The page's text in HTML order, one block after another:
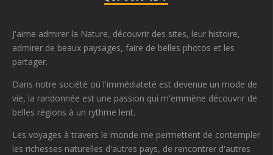
J'aime admirer la Nature, découvrir des sites, leur histoire,
admirer de beaux paysages, faire de belles photos et les
partager.
Dans notre société où l'immédiateté est devenue un mode de
vie, la randonnée est une passion qui m'emmène découvrir de
belles régions à un rythme lent.
Les voyages à travers le monde me permettent de contempler
les richesses naturelles d'autres pays, de rencontrer d'autres